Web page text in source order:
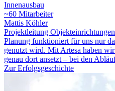
Innenausbau
~60 Mitarbeiter
Mattis Köhler
Projektleitung
Planung funktioniert für uns nur
genutzt wird. Mit Artesa haben
genau dort ansetzt – bei den
Zur Erfolgsgeschichte